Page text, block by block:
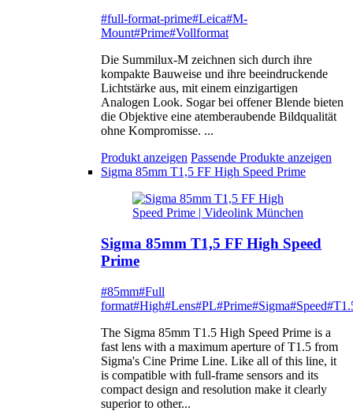
#full-format-prime#Leica#M-
Mount#Prime#Vollformat
Die Summilux-M zeichnen sich durch ihre
kompakte Bauweise und ihre beeindruckende
Lichtstärke aus, mit einem einzigartigen
Analogen Look. Sogar bei offener Blende bieten
die Objektive eine atemberaubende Bildqualität
ohne Kompromisse. ...
Produkt anzeigen Passende Produkte anzeigen
Sigma 85mm T1,5 FF High Speed Prime
Sigma 85mm T1,5 FF High Speed
Prime
#85mm#Full
format#High#Lens#PL#Prime#Sigma#Speed
The Sigma 85mm T1.5 High Speed Prime is a
fast lens with a maximum aperture of T1.5 from
Sigma's Cine Prime Line. Like all of this line, it
is compatible with full-frame sensors and its
compact design and resolution make it clearly
superior to other...